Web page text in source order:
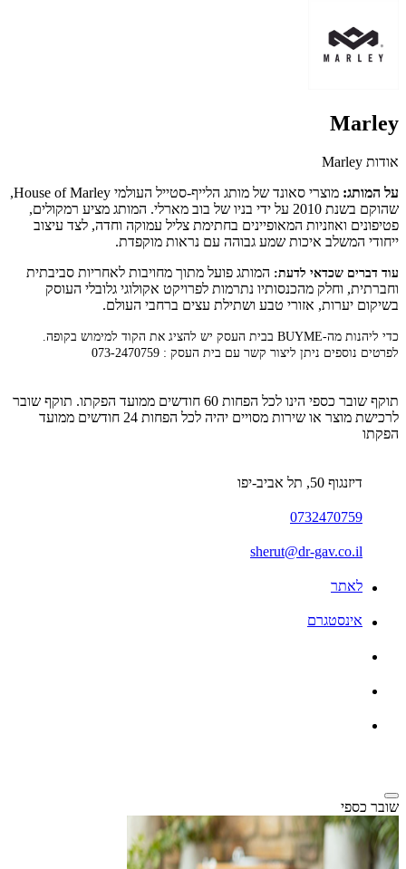
Marley
אודות Marley
על המותג:
מוצרי סאונד של מותג הלייף-סטייל העולמי House of Marley,
שהוקם בשנת 2010 על ידי בניו של בוב מארלי. המותג מציע רמקולים,
פטיפונים ואוזניות המאופיינים בחתימת צליל עמוקה וחדה, לצד עיצוב
ייחודי המשלב איכות שמע גבוהה עם נראות מוקפדת.
עוד דברים שכדאי לדעת: המותג פועל מתוך מחויבות לאחריות סביבתית
וחברתית, וחלק מהכנסותיו נתרמות לפרויקט אקולוגי גלובלי העוסק
בשיקום יערות, אזורי טבע ושתילת עצים ברחבי העולם.
כדי ליהנות מה-BUYME בבית העסק יש להציג את הקוד למימוש בקופה.
לפרטים נוספים ניתן ליצור קשר עם בית העסק : 073-2470759
תוקף שובר כספי הינו לכל הפחות 60 חודשים ממועד הפקתו. תוקף שובר
לרכישת מוצר או שירות מסויים יהיה לכל הפחות 24 חודשים ממועד
הפקתו
דיזנגוף 50, תל אביב-יפו
0732470759
sherut@dr-gav.co.il
לאתר
אינסטגרם
שובר כספי